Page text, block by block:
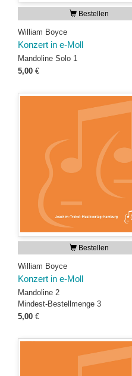
Bestellen
William Boyce
Konzert in e-Moll
Mandoline Solo 1
5,00 €
Bestellen
William Boyce
Konzert in e-Moll
Mandoline 2
Mindest-Bestellmenge 3
5,00 €